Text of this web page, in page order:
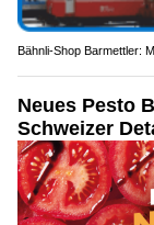
Bähnli-Shop Barmettler:
Neues Pesto
Schweizer